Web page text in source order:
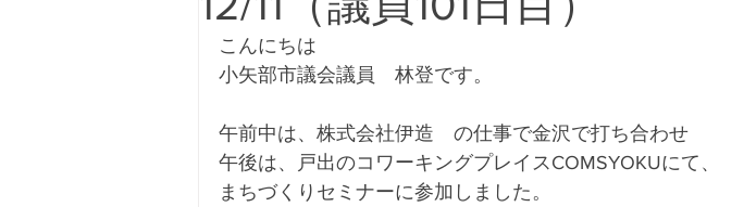
こんにちは
小矢部市議会議員　林登です。
午前中は、株式会社伊造　の仕事で金沢で打ち合わせ
午後は、戸出のコワーキングプレイスCOMSYOKUにて、
まちづくりセミナーに参加しました。